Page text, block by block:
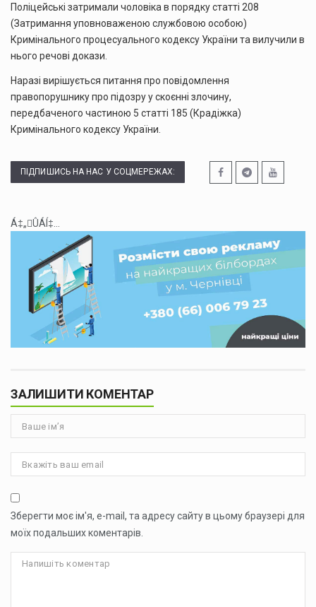
Поліцейські затримали чоловіка в порядку статті 208
(Затримання уповноваженою службовою особою)
Кримінального процесуального кодексу України та вилучили в
нього речові докази.
Наразі вирішується питання про повідомлення
правопорушнику про підозру у скоєнні злочину,
передбаченого частиною 5 статті 185 (Крадіжка)
Кримінального кодексу України.
ПІДПИШИСЬ НА НАС У СОЦМЕРЕЖАХ:
Á‡„ÛÁÍ‡...
ЗАЛИШИТИ КОМЕНТАР
Зберегти моє ім'я, e-mail, та адресу сайту в цьому браузері для
моїх подальших коментарів.